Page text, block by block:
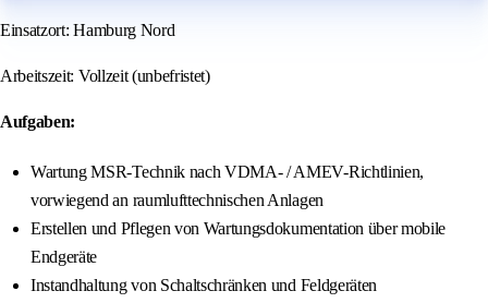
Einsatzort: Hamburg Nord
Arbeitszeit: Vollzeit (unbefristet)
Aufgaben:
Wartung MSR-Technik nach VDMA- / AMEV-Richtlinien,
vorwiegend an raumlufttechnischen Anlagen
Erstellen und Pflegen von Wartungsdokumentation über mobile
Endgeräte
Instandhaltung von Schaltschränken und Feldgeräten